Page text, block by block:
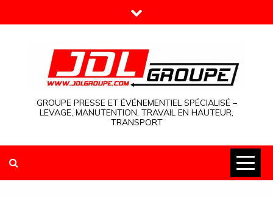
to
GROUPE PRESSE ET ÉVÉNEMENTIEL SPÉCIALISÉ –
LEVAGE, MANUTENTION, TRAVAIL EN HAUTEUR,
TRANSPORT